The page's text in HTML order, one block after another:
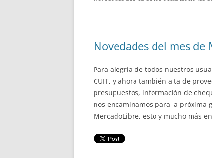
Novedades del mes de
Para alegría de todos nuestros
CUIT, y ahora también alta de
presupuestos, información de
nos encaminamos para la próxima
MercadoLibre, esto y mucho más